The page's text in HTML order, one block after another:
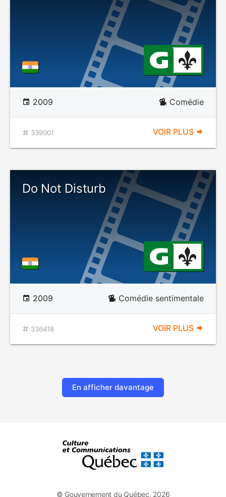
2009 Comédie
339001 VOIR PLUS
Do Not Disturb
2009 Comédie sentimentale
336418 VOIR PLUS
En afficher davantage
© Gouvernement du Québec, 2026